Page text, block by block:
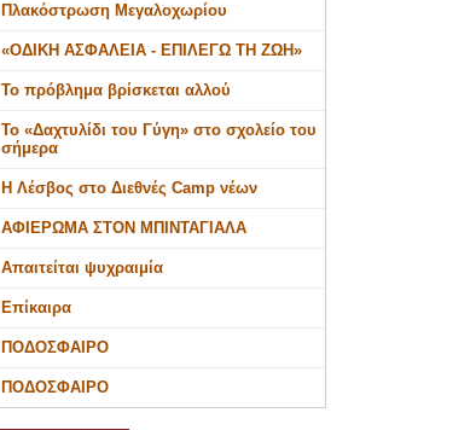
Πλακόστρωση Μεγαλοχωρίου
«ΟΔΙΚΗ ΑΣΦΑΛΕΙΑ - ΕΠΙΛΕΓΩ ΤΗ ΖΩΗ»
Το πρόβλημα βρίσκεται αλλού
Το «Δαχτυλίδι του Γύγη» στο σχολείο του
σήμερα
Η Λέσβος στο Διεθνές Camp νέων
ΑΦΙΕΡΩΜΑ ΣΤΟΝ ΜΠΙΝΤΑΓΙΑΛΑ
Απαιτείται ψυχραιμία
Επίκαιρα
ΠΟΔΟΣΦΑΙΡΟ
ΠΟΔΟΣΦΑΙΡΟ